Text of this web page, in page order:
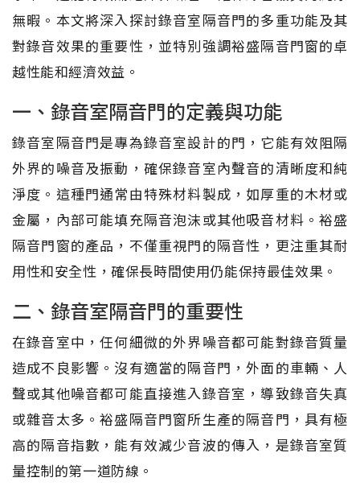
無暇。本文將深入探討錄音室隔音門的多重功能及其
對錄音效果的重要性，並特別強調裕盛隔音門窗的卓
越性能和經濟效益。
一、錄音室隔音門的定義與功能
錄音室隔音門是專為錄音室設計的門，它能有效阻隔
外界的噪音及振動，確保錄音室內聲音的清晰度和純
淨度。這種門通常由特殊材料製成，如厚重的木材或
金屬，內部可能填充隔音泡沫或其他吸音材料。裕盛
隔音門窗的產品，不僅重視門的隔音性，更注重其耐
用性和安全性，確保長時間使用仍能保持最佳效果。
二、錄音室隔音門的重要性
在錄音室中，任何細微的外界噪音都可能對錄音質量
造成不良影響。沒有適當的隔音門，外面的車輛、人
聲或其他噪音都可能直接進入錄音室，導致錄音失真
或雜音太多。裕盛隔音門窗所生產的隔音門，具有極
高的隔音指數，能有效減少音波的傳入，是錄音室質
量控制的第一道防線。